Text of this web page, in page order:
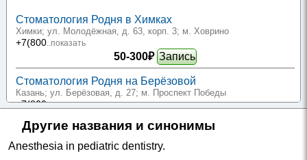
Стоматология Родня в Химках
Химки; ул. Молодёжная, д. 63, корп. 3; м. Ховрино
+7(800..показать
50-300₽ Запись
Стоматология Родня на Берёзовой
Казань; ул. Берёзовая, д. 27; м. Проспект Победы
+7(800..показать
Стоматология Родня на Гарифа Ахунова
Казань; ул. Гарифа Ахунова, д. 2
; м. Проспект Победы
Другие названия и синонимы
Anesthesia in pediatric dentistry.